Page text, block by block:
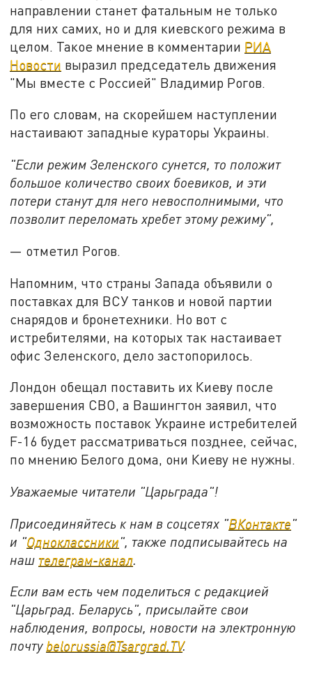
направлении станет фатальным не только
для них самих, но и для киевского режима в
целом. Такое мнение в комментарии РИА
Новости выразил председатель движения
"Мы вместе с Россией" Владимир Рогов.
По его словам, на скорейшем наступлении
настаивают западные кураторы Украины.
"Если режим Зеленского сунется, то положит
большое количество своих боевиков, и эти
потери станут для него невосполнимыми, что
позволит переломать хребет этому режиму",
— отметил Рогов.
Напомним, что страны Запада объявили о
поставках для ВСУ танков и новой партии
снарядов и бронетехники. Но вот с
истребителями, на которых так настаивает
офис Зеленского, дело застопорилось.
Лондон обещал поставить их Киеву после
завершения СВО, а Вашингтон заявил, что
возможность поставок Украине истребителей
F-16 будет рассматриваться позднее, сейчас,
по мнению Белого дома, они Киеву не нужны.
Уважаемые читатели "Царьграда"!
Присоединяйтесь к нам в соцсетях "ВКонтакте"
и "Одноклассники", также подписывайтесь на
наш телеграм-канал
Если вам есть чем поделиться с редакцией
"Царьград. Беларусь", присылайте свои
наблюдения, вопросы, новости на электронную
почту belorussia@Tsargrad.TV.